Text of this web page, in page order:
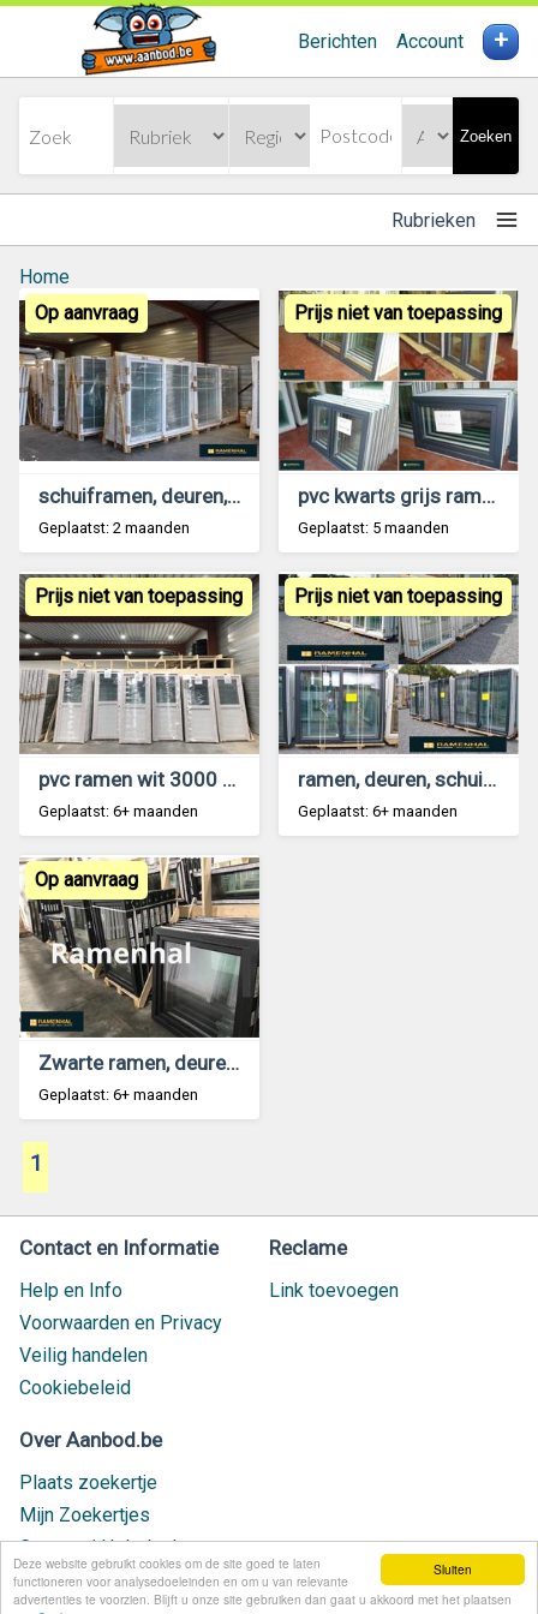
Sluiten
Deze website gebruikt cookies om de site goed te laten
functioneren voor analysedoeleinden en om u van relevante
advertenties te voorzien. Blijft u onze site gebruiken dan gaat u akkoord met het plaatsen
Berichten Account +
Zoeken
Rubrieken
Home
schuiframen, deuren, ramen stockverkoop ramenhal
Geplaatst: 2 maanden
Op aanvraag
pvc kwarts grijs ramen stockverkoop Ramenhal
Geplaatst: 5 maanden
Prijs niet van toepassing
pvc ramen wit 3000 stuks stockverkoop Ramenhal
Geplaatst: 6+ maanden
Prijs niet van toepassing
ramen, deuren, schuiframen stockverkoop Ramenhal
Geplaatst: 6+ maanden
Prijs niet van toepassing
Zwarte ramen, deuren, schuiframen Jetblack 9005
Geplaatst: 6+ maanden
Op aanvraag
1
Contact en Informatie
Help en Info
Voorwaarden en Privacy
Veilig handelen
Cookiebeleid
Reclame
Link toevoegen
Over Aanbod.be
Plaats zoekertje
Mijn Zoekertjes
Contact / Helpdesk
Nieuw geplaatst